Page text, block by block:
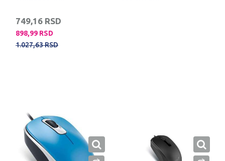
749,16 RSD
898,99 RSD
1.027,63RSD